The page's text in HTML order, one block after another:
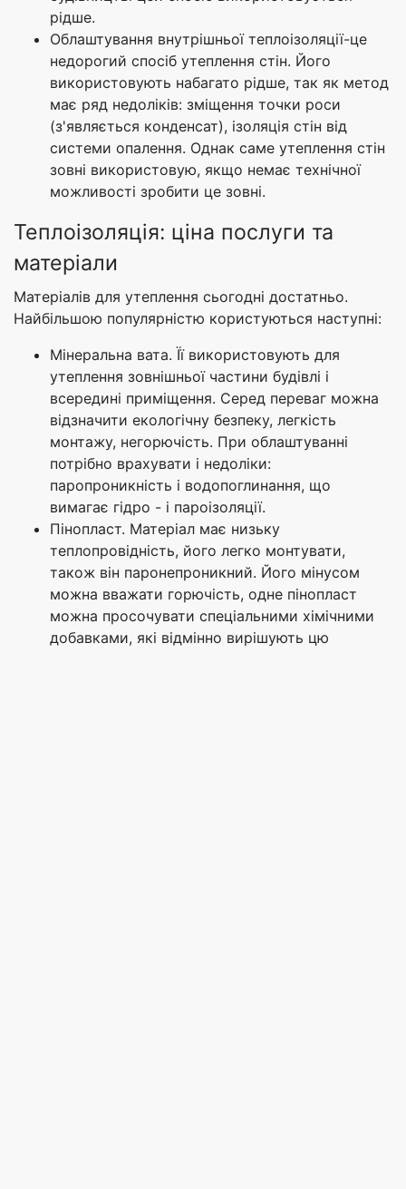
рідше.
Облаштування внутрішньої теплоізоляції-це
недорогий спосіб утеплення стін. Його
використовують набагато рідше, так як метод
має ряд недоліків: зміщення точки роси
(з'являється конденсат), ізоляція стін від
системи опалення. Однак саме утеплення стін
зовні використовую, якщо немає технічної
можливості зробити це зовні.
Теплоізоляція: ціна послуги та
матеріали
Матеріалів для утеплення сьогодні достатньо.
Найбільшою популярністю користуються наступні:
Мінеральна вата. Її використовують для
утеплення зовнішньої частини будівлі і
всередині приміщення. Серед переваг можна
відзначити екологічну безпеку, легкість
монтажу, негорючість. При облаштуванні
потрібно врахувати і недоліки:
паропроникність і водопоглинання, що
вимагає гідро - і пароізоляції.
Пінопласт. Матеріал має низьку
теплопровідність, його легко монтувати,
також він паронепроникний. Його мінусом
можна вважати горючість, одне пінопласт
можна просочувати спеціальними хімічними
добавками, які відмінно вирішують цю